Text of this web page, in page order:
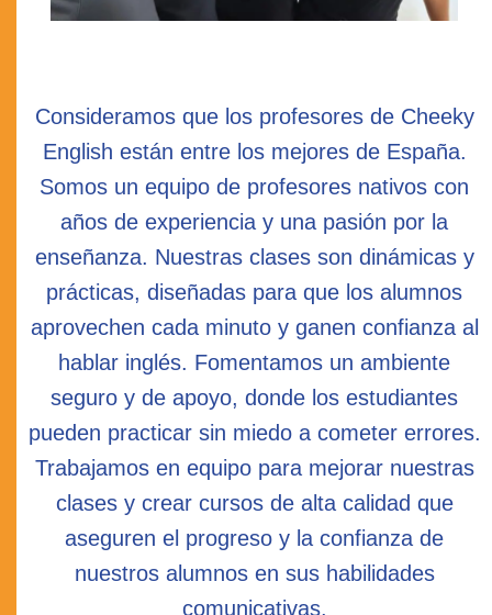
Consideramos que los profesores de Cheeky
English están entre los mejores de España.
Somos un equipo de profesores nativos con
años de experiencia y una pasión por la
enseñanza. Nuestras clases son dinámicas y
prácticas, diseñadas para que los alumnos
aprovechen cada minuto y ganen confianza al
hablar inglés. Fomentamos un ambiente
seguro y de apoyo, donde los estudiantes
pueden practicar sin miedo a cometer errores.
Trabajamos en equipo para mejorar nuestras
clases y crear cursos de alta calidad que
aseguren el progreso y la confianza de
nuestros alumnos en sus habilidades
comunicativas.